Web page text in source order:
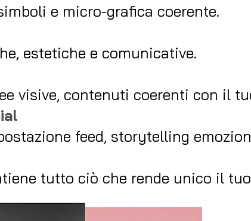
e micro-grafica coerente.
estetiche e comunicative.
visive, contenuti coerenti con il
feed, storytelling
tutto ciò che rende unico il